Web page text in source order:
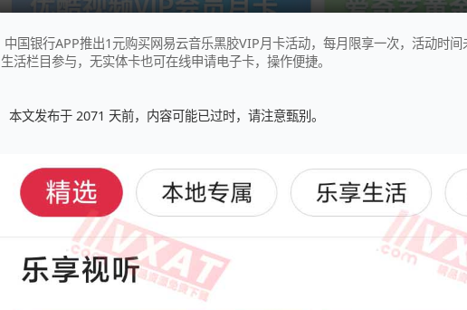
中国银行APP推出1元购买网易云音乐黑胶VIP月卡活动，每月限享一次，活动时
生活栏目参与，无实体卡也可在线申请电子卡，操作便捷。
本文发布于 2071 天前，内容可能已过时，请注意甄别。